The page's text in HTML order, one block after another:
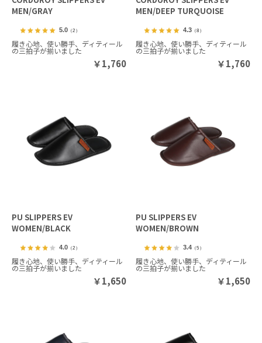
MEN/GRAY
5.0（2）
履き心地、使い勝手、ディティール
の三拍子が揃いました
￥1,760
MEN/DEEP TURQUOISE
4.3 （8）
履き心地、使い勝手、ディティール
の三拍子が揃いました
￥1,760
PU SLIPPERS EV
WOMEN/BLACK
4.0（2）
履き心地、使い勝手、ディティール
の三拍子が揃いました
￥1,650
PU SLIPPERS EV
WOMEN/BROWN
3.4 （5）
履き心地、使い勝手、ディティール
の三拍子が揃いました
￥1,650